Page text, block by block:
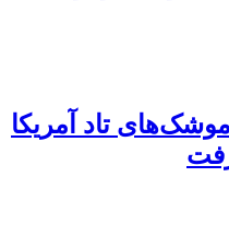
تاد آمریکا